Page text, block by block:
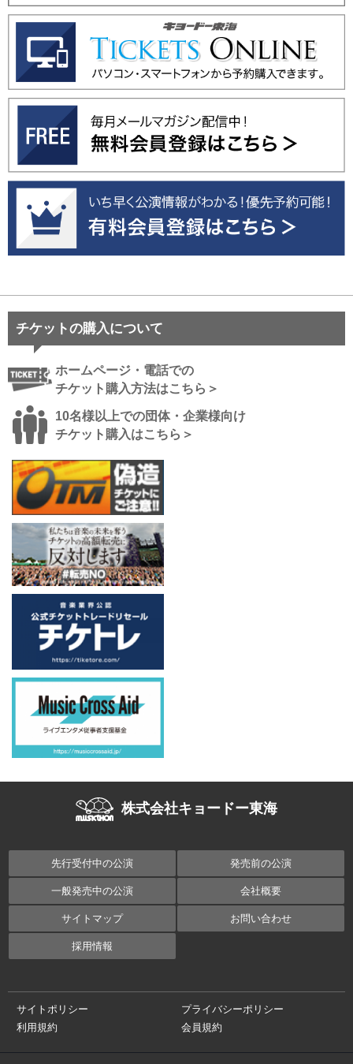
チケットの購入について
ホームページ・電話での
チケット購入方法はこちら＞
10名様以上での団体・企業様向け
チケット購入はこちら＞
株式会社キョードー東海
先行受付中の公演 発売前の公演
一般発売中の公演 会社概要
サイトマップ お問い合わせ
採用情報
サイトポリシー
プライバシーポリシー
利用規約
会員規約